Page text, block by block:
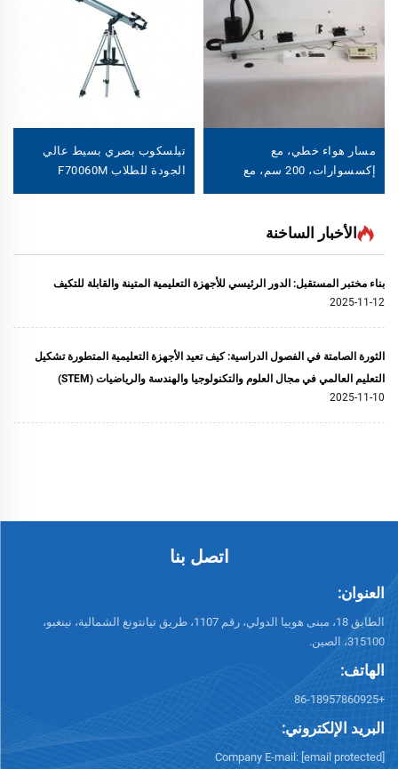
مسار هواء خطي، مع
إكسسوارات، 200 سم، مع
تيلسكوب بصري بسيط عالي
الجودة للطلاب F70060M
الأخبار الساخنة
بناء مختبر المستقبل: الدور الرئيسي للأجهزة التعليمية المتينة والقابلة للتكيف
2025-11-12
الثورة الصامتة في الفصول الدراسية: كيف تعيد الأجهزة التعليمية المتطورة تشكيل
التعليم العالمي في مجال العلوم والتكنولوجيا والهندسة والرياضيات (STEM)
2025-11-10
اتصل بنا
العنوان:
الطابق 18، مبنى هوييا الدولي، رقم 1107، طريق تيانتونغ الشمالية، نينغبو،
315100، الصين.
الهاتف:
+86-18957860925
البريد الإلكتروني:
Company E-mail: [email protected]